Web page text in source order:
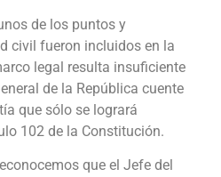
de los puntos y
civil fueron incluidos en la
legal resulta insuficiente
de la República cuente
que sólo se logrará
102 de la Constitución.
que el Jefe del